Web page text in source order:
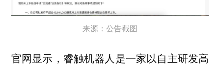
来源：公告截图
官网显示，睿触机器人是一家以自主研发高